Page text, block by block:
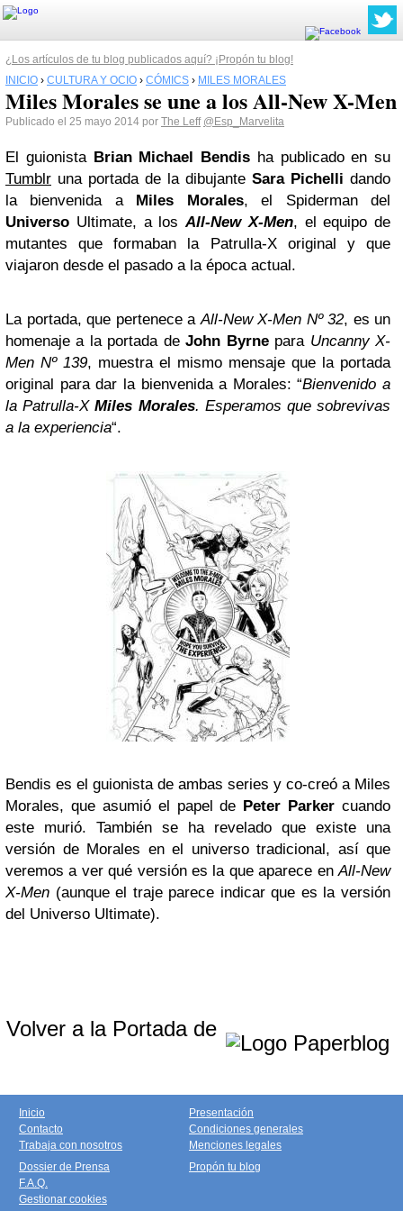
¿Los artículos de tu blog publicados aquí? ¡Propón tu blog!
INICIO › CULTURA Y OCIO › CÓMICS › MILES MORALES
Miles Morales se une a los All-New X-Men
Publicado el 25 mayo 2014 por The Leff @Esp_Marvelita
El guionista Brian Michael Bendis ha publicado en su
Tumblr una portada de la dibujante Sara Pichelli dando
la bienvenida a Miles Morales, el Spiderman del
Universo Ultimate, a losAll-New X-Men, el equipo de
mutantes que formaban la Patrulla-X original y que
viajaron desde el pasado a la época actual.
La portada, que pertenece aAll-New X-Men Nº 32, es un
homenaje a la portada deJohn Byrnepara Uncanny X-
Men Nº 139, muestra el mismo mensaje que la portada
original para dar la bienvenida a Morales: “Bienvenido a
la Patrulla-XMiles Morales. Esperamos que sobrevivas
a la experiencia“.
Bendis es el guionista de ambas series y co-creó a Miles
Morales, que asumió el papel de Peter Parker cuando
este murió. También se ha revelado que existe una
versión de Morales en el universo tradicional, así que
veremos a ver qué versión es la que aparece enAll-New
X-Men (aunque el traje parece indicar que es la versión
del Universo Ultimate).
Volver a la Portada de
Inicio
Contacto
Trabaja con nosotros
Presentación
Condiciones generales
Menciones legales
Dossier de Prensa
F.A.Q.
Gestionar cookies
Propón tu blog